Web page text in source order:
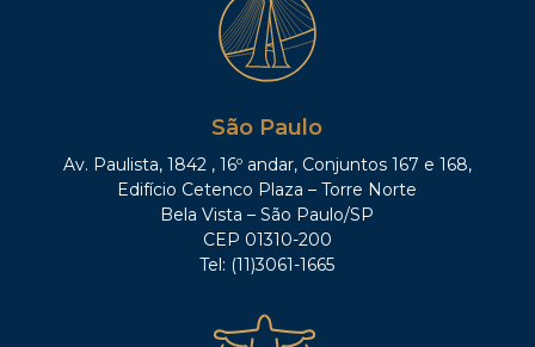
São Paulo
Av. Paulista, 1842 , 16º andar, Conjuntos 167 e 168,
Edifício Cetenco Plaza – Torre Norte
Bela Vista – São Paulo/SP
CEP 01310-200
Tel: (11)3061-1665